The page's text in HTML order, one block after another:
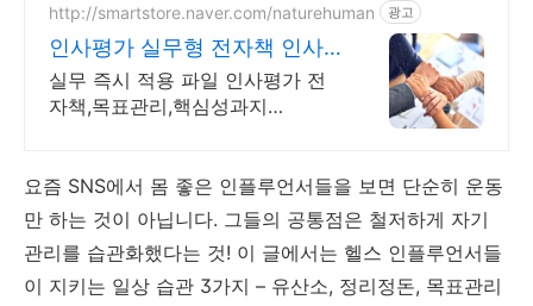
http://smartstore.naver.com/naturehuman 광고
인사평가 실무형 전자책 인사
평가 한번에 간편하게
실무 즉시 적용 파일 인사평가 전
자책,목표관리,핵심성과지
바로 작성하고 운영할수 있습니다!
요즘 SNS에서 몸 좋은 인플루언서들을 보면 단순히 운동
만 하는 것이 아닙니다. 그들의 공통점은 철저하게 자기
관리를 습관화했다는 것! 이 글에서는 헬스 인플루언서들
이 지키는 일상 습관 3가지 – 유산소, 정리정돈, 목표관리